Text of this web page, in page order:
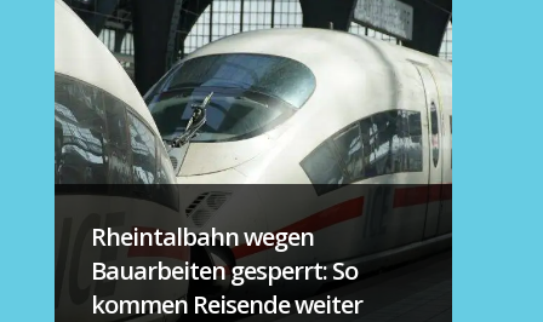
Rheintalbahn wegen
Bauarbeiten gesperrt: So
kommen Reisende weiter